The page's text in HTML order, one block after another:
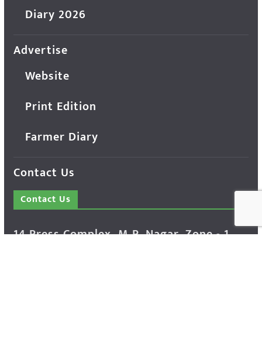
Diary 2026
Advertise
Website
Print Edition
Farmer Diary
Contact Us
Contact Us
14 Press Complex, M.P. Nagar, Zone - 1,